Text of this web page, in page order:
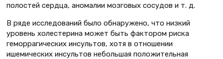
полостей сердца, аномалии мозговых сосудов и т. д.
В ряде исследований было обнаружено, что низкий
уровень холестерина может быть фактором риска
геморрагических инсультов, хотя в отношении
ишемических инсультов небольшая положительная